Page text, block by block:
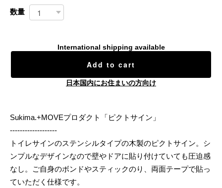
数量
International shipping available
Add to cart
日本国内にお住まいの方向け
Sukima.+MOVEプロダクト「ピクトサイン」
-------------------
トイレサインのステンシルタイプの木製のピクトサイン。シ
ンプルなデザインなので壁やドアに貼り付けていても圧迫感
なし。ご自身のボンドやスティックのり、両面テープで貼っ
ていただく仕様です。